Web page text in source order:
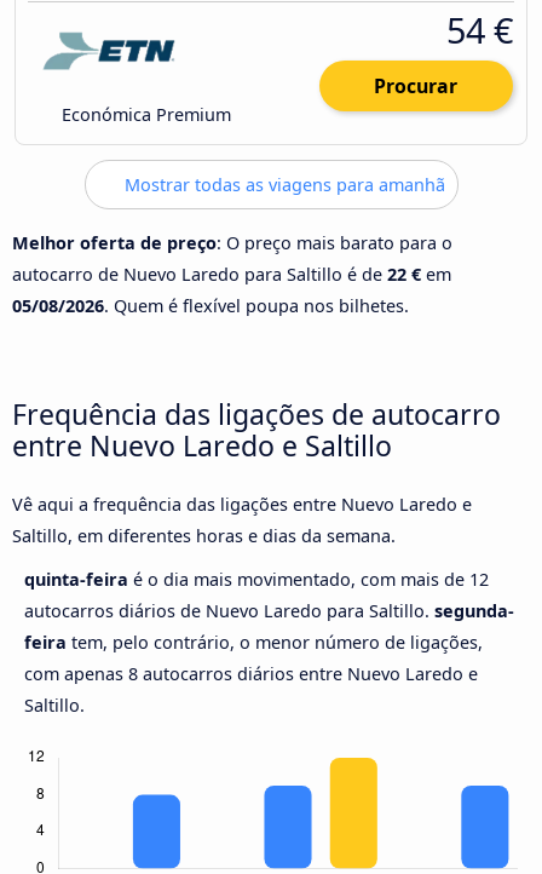
Económica Premium
54 €
Procurar
Mostrar todas as viagens para amanhã
Melhor oferta de preço: O preço mais barato para o
autocarro de Nuevo Laredo para Saltillo é de 22 € em
05/08/2026. Quem é flexível poupa nos bilhetes.
Frequência das ligações de autocarro
entre Nuevo Laredo e Saltillo
Vê aqui a frequência das ligações entre Nuevo Laredo e
Saltillo, em diferentes horas e dias da semana.
quinta-feira é o dia mais movimentado, com mais de 12
autocarros diários de Nuevo Laredo para Saltillo. segunda-
feira tem, pelo contrário, o menor número de ligações,
com apenas 8 autocarros diários entre Nuevo Laredo e
Saltillo.